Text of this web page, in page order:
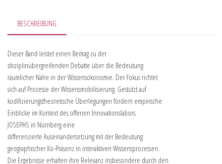
BESCHREIBUNG
Dieser Band leistet einen Beitrag zu der
disziplinübergreifenden Debatte über die Bedeutung
räumlicher Nähe in der Wissensökonomie. Der Fokus richtet
sich auf Prozesse der Wissensmobilisierung. Gestützt auf
kodifizierungstheoretische Überlegungen fördern empirische
Einblicke im Kontext des offenen Innovationslabors
JOSEPHS in Nürnberg eine
differenzierte Auseinandersetzung mit der Bedeutung
geographischer Ko-Präsenz in interaktiven Wissensprozessen.
Die Ergebnisse erhalten ihre Relevanz insbesondere durch den